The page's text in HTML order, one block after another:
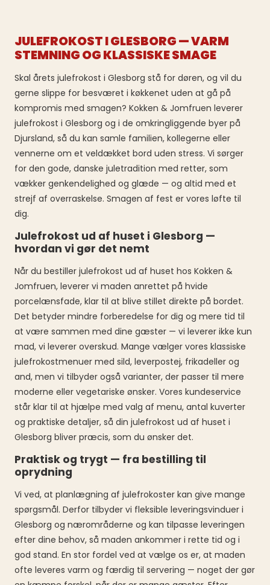
JULEFROKOST I GLESBORG — VARM
STEMNING OG KLASSISKE SMAGE
Skal årets julefrokost i Glesborg stå for døren, og vil du
gerne slippe for besværet i køkkenet uden at gå på
kompromis med smagen? Kokken & Jomfruen leverer
julefrokost i Glesborg og i de omkringliggende byer på
Djursland, så du kan samle familien, kollegerne eller
vennerne om et veldækket bord uden stress. Vi sørger
for den gode, danske juletradition med retter, som
vækker genkendelighed og glæde — og altid med et
strejf af overraskelse. Smagen af fest er vores løfte til
dig.
Julefrokost ud af huset i Glesborg —
hvordan vi gør det nemt
Når du bestiller julefrokost ud af huset hos Kokken &
Jomfruen, leverer vi maden anrettet på hvide
porcelænsfade, klar til at blive stillet direkte på bordet.
Det betyder mindre forberedelse for dig og mere tid til
at være sammen med dine gæster — vi leverer ikke kun
mad, vi leverer overskud. Mange vælger vores klassiske
julefrokostmenuer med sild, leverpostej, frikadeller og
and, men vi tilbyder også varianter, der passer til mere
moderne eller vegetariske ønsker. Vores kundeservice
står klar til at hjælpe med valg af menu, antal kuverter
og praktiske detaljer, så din julefrokost ud af huset i
Glesborg bliver præcis, som du ønsker det.
Praktisk og trygt — fra bestilling til
oprydning
Vi ved, at planlægning af julefrokoster kan give mange
spørgsmål. Derfor tilbyder vi fleksible leveringsvinduer i
Glesborg og nærområderne og kan tilpasse leveringen
efter dine behov, så maden ankommer i rette tid og i
god stand. En stor fordel ved at vælge os er, at maden
ofte leveres varm og færdig til servering — noget der gør